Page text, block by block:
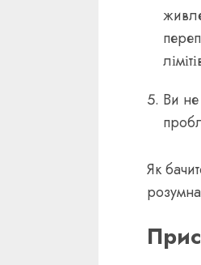
Ви не
Як